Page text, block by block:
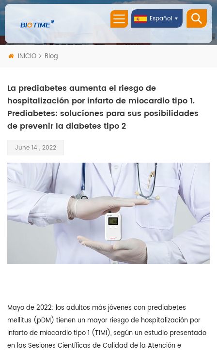
Español
INICIO Blog
La prediabetes aumenta el riesgo de
hospitalización por infarto de miocardio tipo 1.
Prediabetes: soluciones para sus posibilidades
de prevenir la diabetes tipo 2
June 14 , 2022
Mayo de 2022: los adultos más jóvenes con prediabetes
mellitus (pDM) tienen un mayor riesgo de hospitalización por
infarto de miocardio tipo 1 (T1MI), según un estudio presentado
en las Sesiones Científicas de Calidad de la Atención e